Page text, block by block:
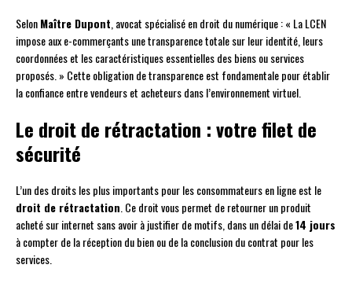
SelonMaître Dupont , avocat spécialisé en droit du numérique : « La LCEN
impose aux e-commerçants une transparence totale sur leur identité, leurs
coordonnées et les caractéristiques essentielles des biens ou services
proposés. » Cette obligation de transparence est fondamentale pour établir
la confiance entre vendeurs et acheteurs dans l’environnement virtuel.
Le droit de rétractation : votre filet de
sécurité
L’un des droits les plus importants pour les consommateurs en ligne est le
droit de rétractation . Ce droit vous permet de retourner un produit
acheté sur internet sans avoir à justifier de motifs, dans un délai de14 jours
à compter de la réception du bien ou de la conclusion du contrat pour les
services.